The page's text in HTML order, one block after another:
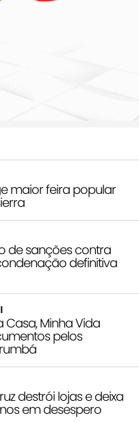
maior feira popular
de sanções contra
definitiva
Minha Vida
pelos
destrói lojas e deixa
em desespero